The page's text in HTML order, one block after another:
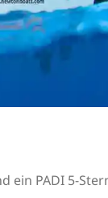
ein PADI 5-